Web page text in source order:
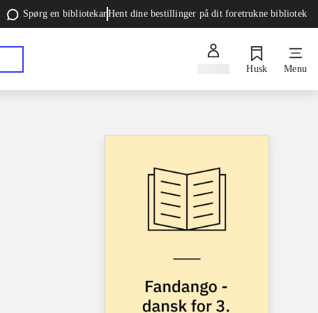
Spørg en bibliotekarHent dine bestillinger på dit foretrukne bibliotek
Husk Menu